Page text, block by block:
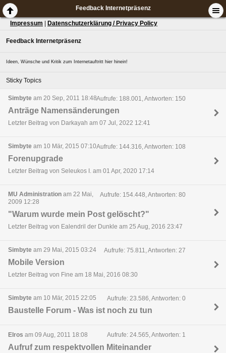
Feedback Internetpräsenz
Impressum Datenschutzerklärung / Privacy Policy
Feedback Internetpräsenz
Ideen, Wünsche und Kritik zum Internetauftritt hier hinein!
Sticky Topics
Simbyte am 20 Sep, 2011 18:48Aufrufe: 188.001, Antworten: 150
Anträge Namensänderungen
Letzter Beitrag von Darkayah am 07 Jul, 2022 12:41
Simbyte am 10 Mär, 2015 07:10Aufrufe: 144.316, Antworten: 108
Forenupgrade
Letzter Beitrag von Seleukos I. am 01 Apr, 2020 17:14
MU Administration am 22 Mai,
2009 12:28
Aufrufe: 154.448, Antworten: 80
"Warum wurde mein Post gelöscht?"
Letzter Beitrag von Ealendril der Dunkle am 25 Aug, 2016 23:47
Simbyte am 29 Mai, 2015 03:24 Aufrufe: 75.811, Antworten: 27
Mobile Version
Letzter Beitrag von Fine am 18 Mai, 2016 08:30
Simbyte am 10 Mär, 2015 22:05 Aufrufe: 23.586, Antworten: 0
Baustelle Forum - Was ist noch zu tun
Elros am 09 Aug, 2011 18:08 Aufrufe: 24.565, Antworten: 1
Aufruf zum respektvollen Miteinander